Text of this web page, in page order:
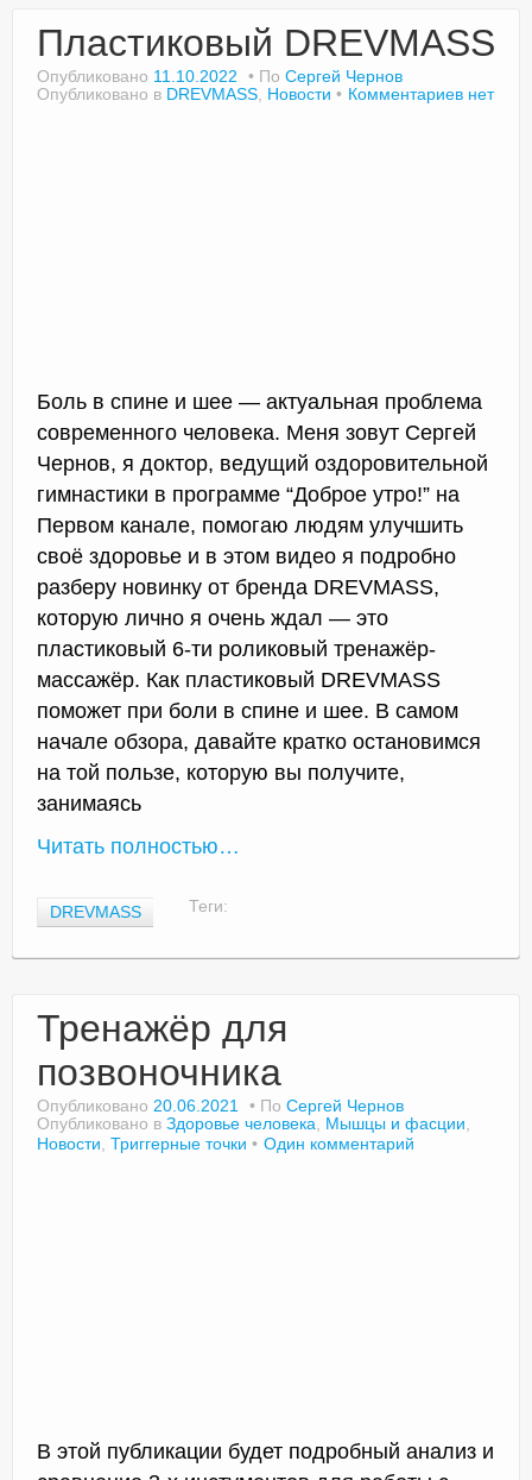
Пластиковый DREVMASS
Опубликовано 11.10.2022 По Сергей Чернов
Опубликовано в DREVMASS Новости Комментариев нет
Боль в спине и шее — актуальная проблема
современного человека. Меня зовут Сергей
Чернов, я доктор, ведущий оздоровительной
гимнастики в программе “Доброе утро!” на
Первом канале, помогаю людям улучшить
своё здоровье и в этом видео я подробно
разберу новинку от бренда DREVMASS,
которую лично я очень ждал — это
пластиковый 6-ти роликовый тренажёр-
массажёр. Как пластиковый DREVMASS
поможет при боли в спине и шее. В самом
начале обзора, давайте кратко остановимся
на той пользе, которую вы получите,
занимаясь
Читать полностью…
Теги:
DREVMASS
Тренажёр для
позвоночника
Опубликовано 20.06.2021 По Сергей Чернов
Опубликовано в Здоровье человека Мышцы и фасции
Новости Триггерные точки Один комментарий
В этой публикации будет подробный анализ и